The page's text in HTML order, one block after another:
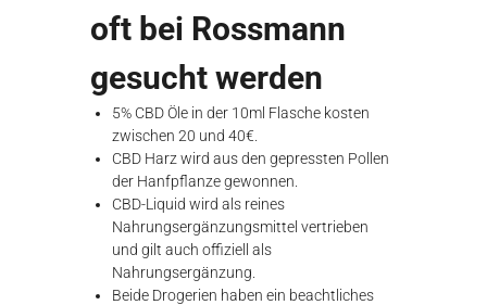
oft bei Rossmann
gesucht werden
5% CBD Öle in der 10ml Flasche kosten
zwischen 20 und 40€.
CBD Harz wird aus den gepressten Pollen
der Hanfpflanze gewonnen.
CBD-Liquid wird als reines
Nahrungsergänzungsmittel vertrieben
und gilt auch offiziell als
Nahrungsergänzung.
Beide Drogerien haben ein beachtliches